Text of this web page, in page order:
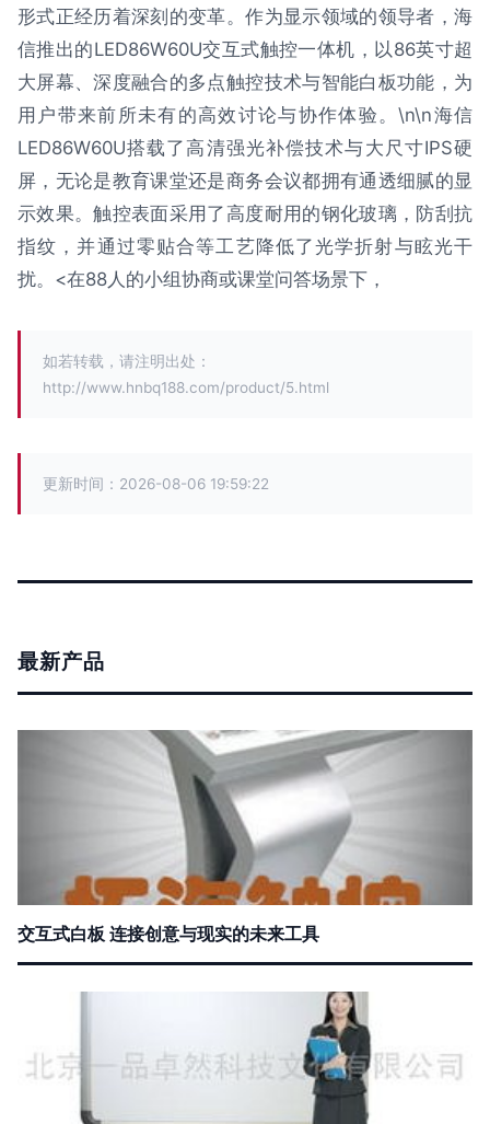
形式正经历着深刻的变革。作为显示领域的领导者，海
信推出的LED86W60U交互式触控一体机，以86英寸超
大屏幕、深度融合的多点触控技术与智能白板功能，为
用户带来前所未有的高效讨论与协作体验。\n\n海信
LED86W60U搭载了高清强光补偿技术与大尺寸IPS硬
屏，无论是教育课堂还是商务会议都拥有通透细腻的显
示效果。触控表面采用了高度耐用的钢化玻璃，防刮抗
指纹，并通过零贴合等工艺降低了光学折射与眩光干
扰。<在88人的小组协商或课堂问答场景下，
如若转载，请注明出处：
http://www.hnbq188.com/product/5.html
更新时间：2026-08-06 19:59:22
最新产品
交互式白板 连接创意与现实的未来工具